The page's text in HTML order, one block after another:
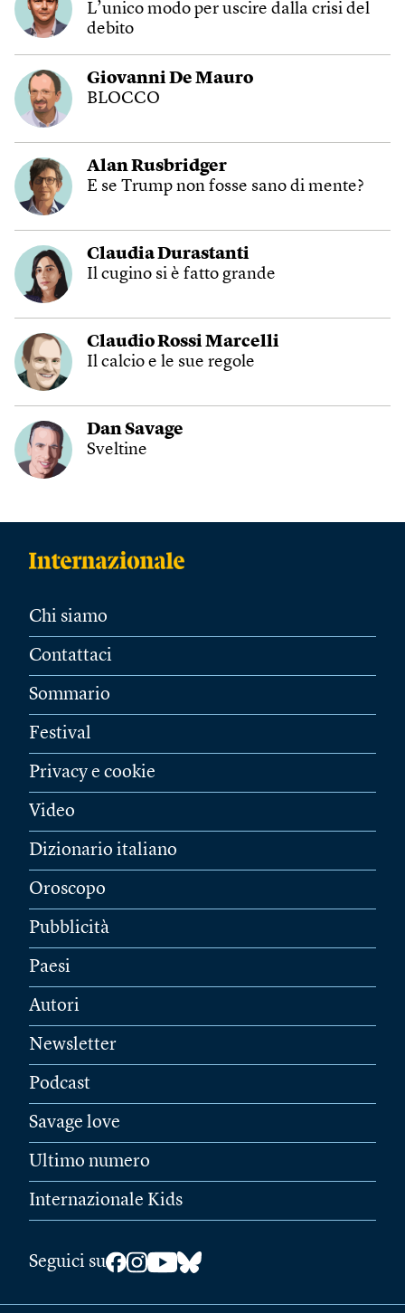
L’unico modo per uscire dalla crisi del
debito
Giovanni De Mauro
BLOCCO
Alan Rusbridger
E se Trump non fosse sano di mente?
Claudia Durastanti
Il cugino si è fatto grande
Claudio Rossi Marcelli
Il calcio e le sue regole
Dan Savage
Sveltine
Chi siamo
Contattaci
Sommario
Festival
Privacy e cookie
Video
Dizionario italiano
Oroscopo
Pubblicità
Paesi
Autori
Newsletter
Podcast
Savage love
Ultimo numero
Internazionale Kids
Seguici su